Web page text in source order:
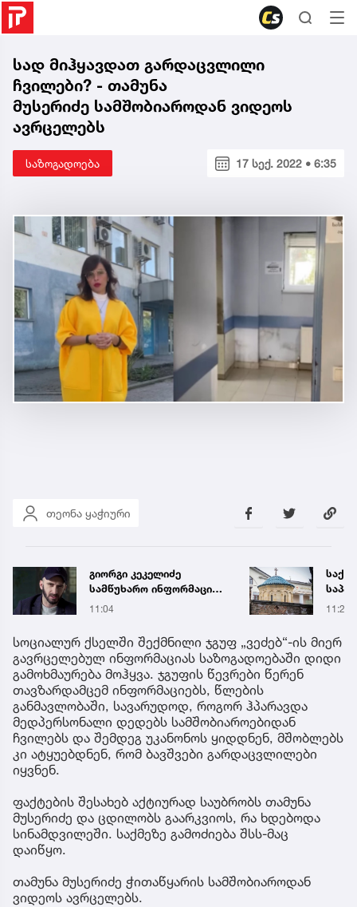
სად მიჰყავდათ გარდაცვლილი
ჩვილები? - თამუნა
მუსერიძე სამშობიაროდან ვიდეოს
ავრცელებს
საზოგადოება 17 სექ. 2022 • 6:35
თეონა ყაჭიური
საქართველოს
საპატრიარქო
განცხადებას ავრცელებს
11:29
რა
საქმე
7 აგვ
სოციალურ ქსელში შექმნილი ჯგუფ „ვეძებ“-ის მიერ
გავრცელებულ ინფორმაციას საზოგადოებაში დიდი
გამოხმაურება მოჰყვა. ჯგუფის წევრები წერენ
თავზარდამცემ ინფორმაციებს, წლების
განმავლობაში, სავარუდოდ, როგორ ჰპარავდა
მედპერსონალი დედებს სამშობიაროებიდან
ჩვილებს და შემდეგ უკანონოს ყიდდნენ, მშობლებს
კი ატყუებდნენ, რომ ბავშვები გარდაცვლილები
იყვნენ.
ფაქტების შესახებ აქტიურად საუბრობს თამუნა
მუსერიძე და ცდილობს გაარკვიოს, რა ხდებოდა
სინამდვილეში. საქმეზე გამოძიება შსს-მაც
დაიწყო.
თამუნა მუსერიძე ჭითაწყარის სამშობიაროდან
ვიდეოს ავრცელებს.